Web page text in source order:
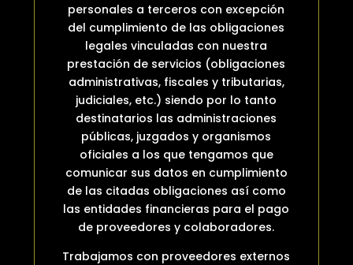
personales a terceros con excepción
del cumplimiento de las obligaciones
legales vinculadas con nuestra
prestación de servicios (obligaciones
administrativas, fiscales y tributarias,
judiciales, etc.) siendo por lo tanto
destinatarios las administraciones
públicas, juzgados y organismos
oficiales a los que tengamos que
comunicar sus datos en cumplimiento
de las citadas obligaciones así como
las entidades financieras para el pago
de proveedores y colaboradores.
Trabajamos con proveedores externos